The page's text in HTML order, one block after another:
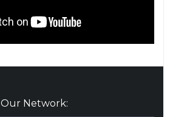
Our Network: